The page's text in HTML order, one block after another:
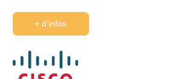
+ d’infos